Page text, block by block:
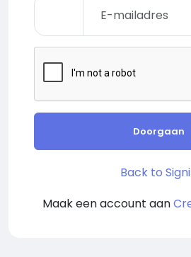
Doorgaan
Back to
Maak een account aan